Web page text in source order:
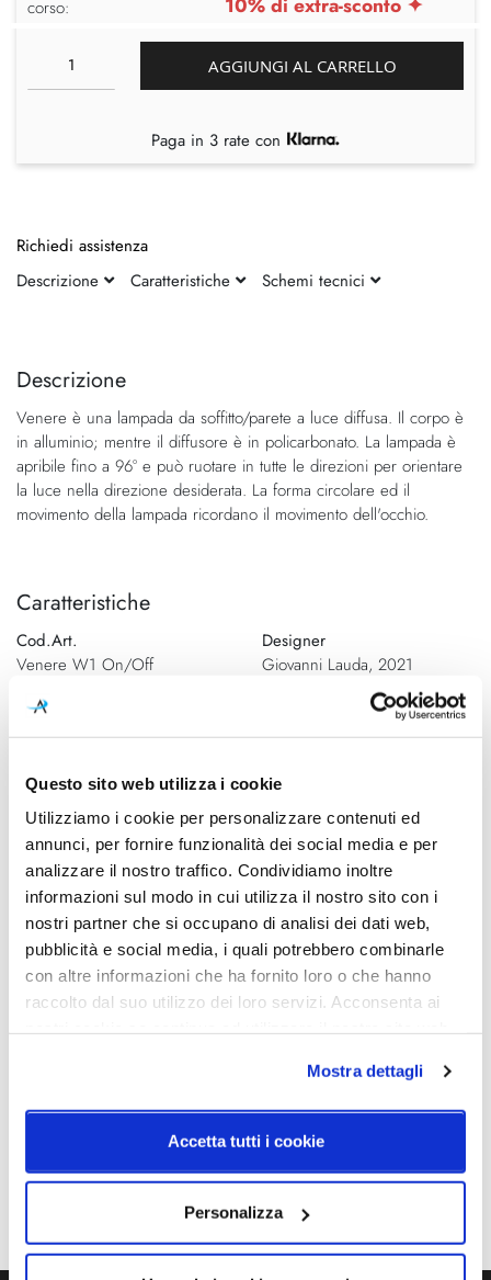
Questo sito web utilizza i cookie
Utilizziamo i cookie per personalizzare contenuti ed
annunci, per fornire funzionalità dei social media e per
analizzare il nostro traffico. Condividiamo inoltre
informazioni sul modo in cui utilizza il nostro sito con i
nostri partner che si occupano di analisi dei dati web,
pubblicità e social media, i quali potrebbero combinarle
con altre informazioni che ha fornito loro o che hanno
raccolto dal suo utilizzo dei loro servizi. Acconsenta ai
Mostra dettagli
Accetta tutti i cookie
Personalizza
fine
galleria
di
immagini
della
di
immagini
Descrizione
Venere è una lampada da soffitto/parete a luce diffusa. Il corpo è
in alluminio; mentre il diffusore è in policarbonato. La lampada è
apribile fino a 96° e può ruotare in tutte le direzioni per orientare
la luce nella direzione desiderata. La forma circolare ed il
movimento della lampada ricordano il movimento dell'occhio.
Caratteristiche
Cod.Art.
Venere W1 On/Off
Designer
Giovanni Lauda, 2021
Dimensioni
Ø 250mm - H 47mm
Sorgente luminosa
Led integrato
Potenza e attacco
2100Lm - CRI90
Dimmerazione
Classe energetica
A++
Schemi tecnici
corso:
AGGIUNGI AL CARRELLO
Paga in 3 rate con
Richiedi assistenza
Descrizione
Caratteristiche Schemi tecnici